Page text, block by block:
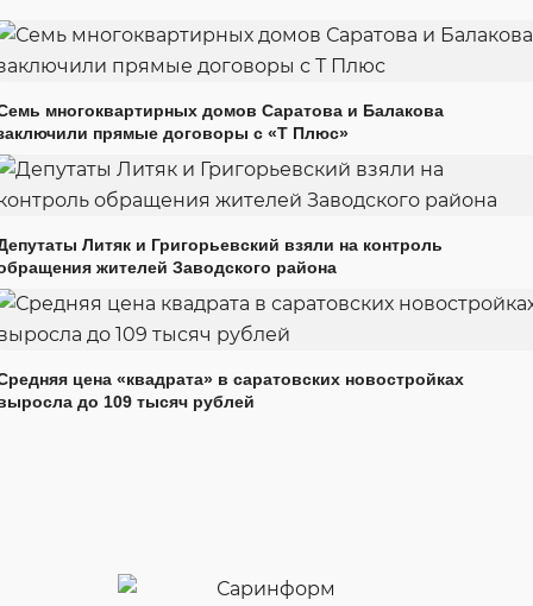
многоквартирных домов Саратова и Балакова
прямые договоры с «Т Плюс»
Литяк и Григорьевский взяли на контроль
жителей Заводского района
цена «квадрата» в саратовских новостройках
до 109 тысяч рублей